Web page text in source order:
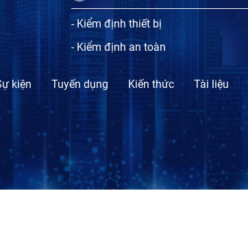
- Kiểm định thiết bị
- Kiểm định an toàn
kiện Tuyến dụng Kiến thức Tài liệu